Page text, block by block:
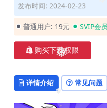
❅
❅
❅
发布时间: 2024-02-23
普通用户: 19元 SVIP会
购买下载权限
详情介绍 常见问题